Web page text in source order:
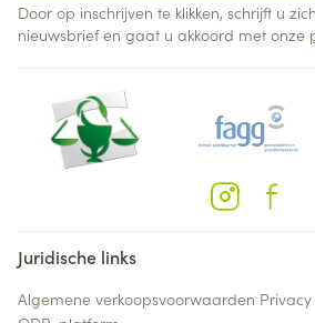
Door op inschrijven te klikken, schrijft u
nieuwsbrief en gaat u akkoord met onze
Juridische links
Algemene verkoopsvoorwaarden